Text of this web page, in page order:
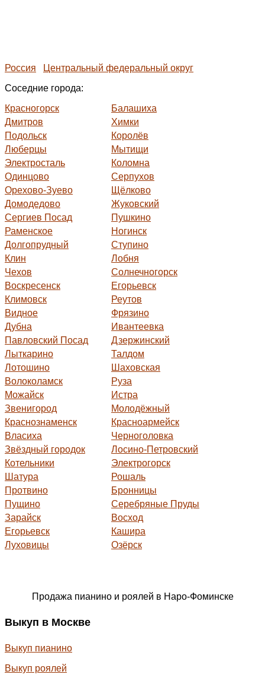
Россия
Центральный федеральный округ
Соседние города:
Красногорск
Балашиха
Дмитров
Химки
Подольск
Королёв
Люберцы
Мытищи
Электросталь
Коломна
Одинцово
Серпухов
Орехово-Зуево
Щёлково
Домодедово
Жуковский
Сергиев Посад
Пушкино
Раменское
Ногинск
Долгопрудный
Ступино
Клин
Лобня
Чехов
Солнечногорск
Воскресенск
Егорьевск
Климовск
Реутов
Видное
Фрязино
Дубна
Ивантеевка
Павловский Посад
Дзержинский
Лыткарино
Талдом
Лотошино
Шаховская
Волоколамск
Руза
Можайск
Истра
Звенигород
Молодёжный
Краснознаменск
Красноармейск
Власиха
Черноголовка
Звёздный городок
Лосино-Петровский
Котельники
Электрогорск
Шатура
Рошаль
Протвино
Бронницы
Пущино
Серебряные Пруды
Зарайск
Восход
Егорьевск
Кашира
Луховицы
Озёрск
Продажа пианино и роялей в Наро-Фоминске
Выкуп в Москве
Выкуп пианино
Выкуп роялей